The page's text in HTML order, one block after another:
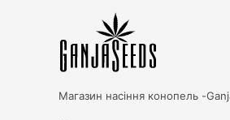
Магазин насіння конопель -